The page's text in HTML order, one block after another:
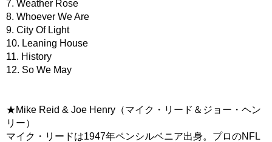
7. Weather Rose
8. Whoever We Are
9. City Of Light
10. Leaning House
11. History
12. So We May
★Mike Reid & Joe Henry（マイク・リード＆ジョー・ヘン
リー）
マイク・リードは1947年ペンシルベニア出身。プロのNFL